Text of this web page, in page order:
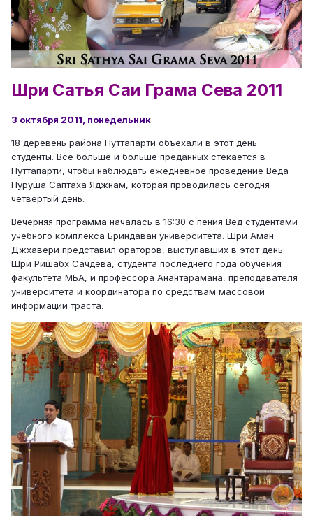
Шри Сатья Саи Грама Сева 2011
3 октября 2011, понедельник
18 деревень района Путтапарти объехали в этот день
студенты. Всё больше и больше преданных стекается в
Путтапарти, чтобы наблюдать ежедневное проведение Веда
Пуруша Саптаха Яджнам, которая проводилась сегодня
четвёртый день.
Вечерняя программа началась в 16:30 с пения Вед студентами
учебного комплекса Бриндаван университета. Шри Аман
Джхавери представил ораторов, выступавших в этот день:
Шри Ришабх Сачдева, студента последнего года обучения
факультета МБА, и профессора Анантарамана, преподавателя
университета и координатора по средствам массовой
информации траста.